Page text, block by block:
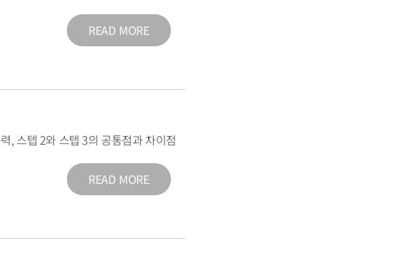
READ MORE
, 스텝 2와 스텝 3의 공통점과 차이점
READ MORE